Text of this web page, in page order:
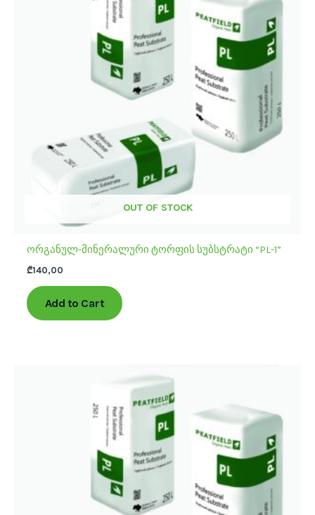
OUT OF STOCK
ორგანულ-მინერალური ტორფის სუბსტრატი “PL-1”
₾140,00
Add to Cart